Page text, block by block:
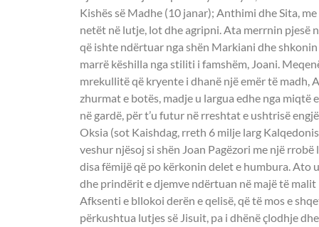
Kishës së Madhe (10 janar); Anthimi dhe Sita,
netët në lutje, lot dhe agripni. Ata merrnin pjesë
që ishte ndërtuar nga shën Markiani dhe
marrë këshilla nga stiliti i famshëm, Joani.
mrekullitë që kryente i dhanë një emër të madh,
zhurmat e botës, madje u largua edhe nga miqtë
në gardë, për t’u futur në rreshtat e ushtrisë
Oksia (sot Kaishdag, rreth 6 milje larg
veshur njësoj si shën Joan Pagëzori me një
disa fëmijë që po kërkonin delet e humbura. Ato
dhe prindërit e djemve ndërtuan në majë të
Afksenti e bllokoi derën e qelisë, që të mos e
përkushtua lutjes së Jisuit, pa i dhënë çlodhje